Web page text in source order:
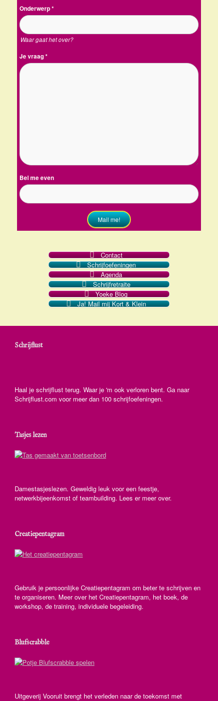
Onderwerp*
Waar gaat het over?
Je vraag*
Bel me even
Mail me!
Contact
Schrijfoefeningen
Agenda
Schrijfretraite
Yoeke Blog
Ja! Mail mij Kort & Klein
Schrijflust
Haal je schrijflust terug. Waar je 'm ook verloren bent. Ga naar
Schrijflust.com voor meer dan 100 schrijfoefeningen.
Tasjes lezen
Damestasjeslezen. Geweldig leuk voor een feestje,
netwerkbijeenkomst of teambuilding. Lees er meer over.
Creatiepentagram
Gebruik je persoonlijke Creatiepentagram om beter te schrijven en
te organiseren. Meer over het Creatiepentagram, het boek, de
workshop, de training, individuele begeleiding.
Blufscrabble
Uitgeverij Vooruit brengt het verleden naar de toekomst met